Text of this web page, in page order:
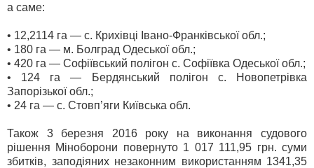
а саме:
• 12,2114 га — с. Крихівці Івано-Франківської обл.;
• 180 га — м. Болград Одеської обл.;
• 420 га — Софіївський полігон с. Софіївка Одеської обл.;
• 124 га — Бердянський полігон с. Новопетрівка
Запорізької обл.;
• 24 га — с. Стовп’яги Київська обл.
Також 3 березня 2016 року на виконання судового
рішення Міноборони повернуто 1 017 111,95 грн. суми
збитків, заподіяних незаконним використанням 1341,35